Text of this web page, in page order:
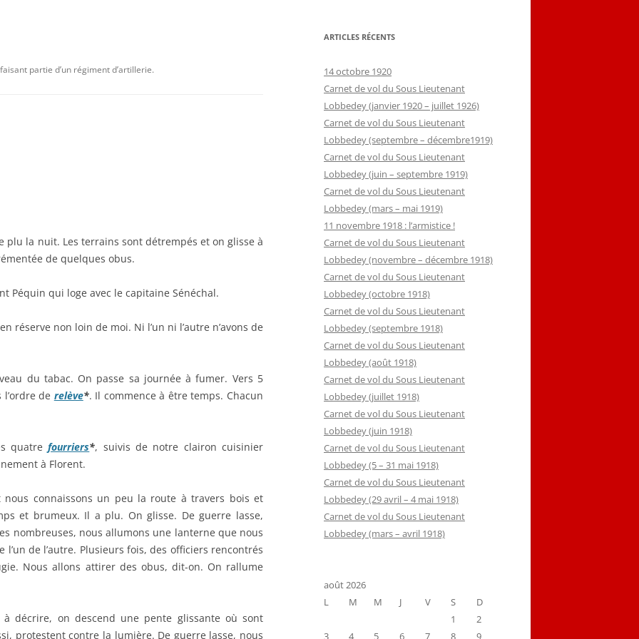
partie d’un régiment d’artillerie.
la nuit. Les terrains sont détrempés et on glisse à
de quelques obus.
Péquin qui loge avec le capitaine Sénéchal.
réserve non loin de moi. Ni l’un ni l’autre n’avons de
du tabac. On passe sa journée à fumer. Vers 5
de relève*. Il commence à être temps. Chacun
quatrefourriers*, suivis de notre clairon cuisinier
à Florent.
connaissons un peu la route à travers bois et
et brumeux. Il a plu. On glisse. De guerre lasse,
nombreuses, nous allumons une lanterne que nous
l’un de l’autre. Plusieurs fois, des officiers rencontrés
Nous allons attirer des obus, dit-on. On rallume
décrire, on descend une pente glissante où sont
protestent contre la lumière. De guerre lasse, nous
ARTICLES RÉCENTS
14 octobre 1920
Carnet de vol du Sous Lieutenant
Lobbedey (janvier 1920 – juillet 1926)
Carnet de vol du Sous Lieutenant
Lobbedey (septembre – décembre1919)
Carnet de vol du Sous Lieutenant
Lobbedey (juin – septembre 1919)
Carnet de vol du Sous Lieutenant
Lobbedey (mars – mai 1919)
11 novembre 1918 : l’armistice !
Carnet de vol du Sous Lieutenant
Lobbedey (novembre – décembre 1918)
Carnet de vol du Sous Lieutenant
Lobbedey (octobre 1918)
Carnet de vol du Sous Lieutenant
Lobbedey (septembre 1918)
Carnet de vol du Sous Lieutenant
Lobbedey (août 1918)
Carnet de vol du Sous Lieutenant
Lobbedey (juillet 1918)
Carnet de vol du Sous Lieutenant
Lobbedey (juin 1918)
Carnet de vol du Sous Lieutenant
Lobbedey (5 – 31 mai 1918)
Carnet de vol du Sous Lieutenant
Lobbedey (29 avril – 4 mai 1918)
Carnet de vol du Sous Lieutenant
Lobbedey (mars – avril 1918)
août 2026
L
M M J V S
D
1
2
3
4 5 6 7 8 9